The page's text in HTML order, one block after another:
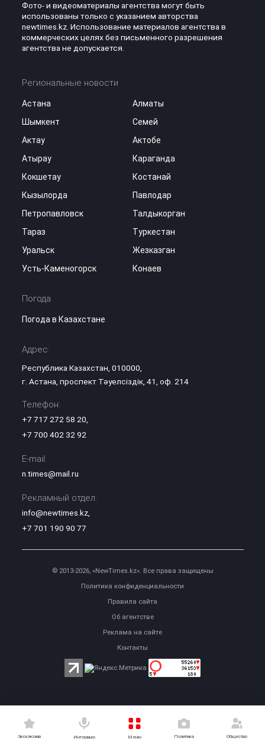
Эксклюзив Интервью Меню Политика Общество
Фото- и видеоматериалы агентства могут быть
использованы только с указанием авторства
newtimes.kz. Использование материалов агентства в
коммерческих целях без письменного разрешения
агентства не допускается.
Региональные новости
Астана
Алматы
Шымкент
Семей
Актау
Актобе
Атырау
Караганда
Кокшетау
Костанай
Кызылорда
Павлодар
Петропавловск
Талдыкорган
Тараз
Туркестан
Уральск
Жезказган
Усть-Каменогорск
Конаев
Погода
Погода в Казахстане
Адрес:
Республика Казахстан, 010000,
г. Астана, проспект Тәуелсіздік, 41, оф. 214
Телефон:
+7 717 272 58 20,
+7 700 402 32 92
E-mail:
n.times@mail.ru
Рекламный отдел:
info@newtimes.kz,
+7 701 190 90 77
© 2013-2026, «NewTimes.kz». Все права защищены
Политика конфиденциальности
Правила сайта
Об агентстве
Реклама на сайте
Контакты